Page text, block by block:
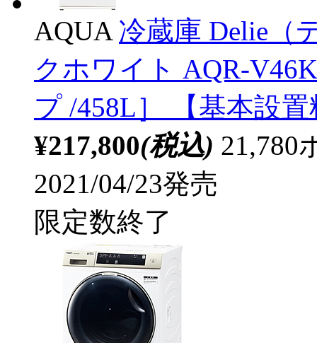
AQUA 冷蔵庫 Delie（
クホワイト AQR-
プ /458L］ 【基本設
¥217,800(税込) 21,780
2021/04/23発売
限定数終了